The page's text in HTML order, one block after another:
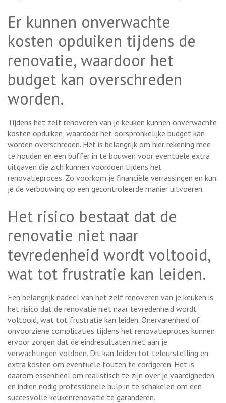
Er kunnen onverwachte
kosten opduiken tijdens de
renovatie, waardoor het
budget kan overschreden
worden.
Tijdens het zelf renoveren van je keuken kunnen onverwachte
kosten opduiken, waardoor het oorspronkelijke budget kan
worden overschreden. Het is belangrijk om hier rekening mee
te houden en een buffer in te bouwen voor eventuele extra
uitgaven die zich kunnen voordoen tijdens het
renovatieproces. Zo voorkom je financiële verrassingen en kun
je de verbouwing op een gecontroleerde manier uitvoeren.
Het risico bestaat dat de
renovatie niet naar
tevredenheid wordt voltooid,
wat tot frustratie kan leiden.
Een belangrijk nadeel van het zelf renoveren van je keuken is
het risico dat de renovatie niet naar tevredenheid wordt
voltooid, wat tot frustratie kan leiden. Onervarenheid of
onvoorziene complicaties tijdens het renovatieproces kunnen
ervoor zorgen dat de eindresultaten niet aan je
verwachtingen voldoen. Dit kan leiden tot teleurstelling en
extra kosten om eventuele fouten te corrigeren. Het is
daarom essentieel om realistisch te zijn over je vaardigheden
en indien nodig professionele hulp in te schakelen om een
succesvolle keukenrenovatie te garanderen.